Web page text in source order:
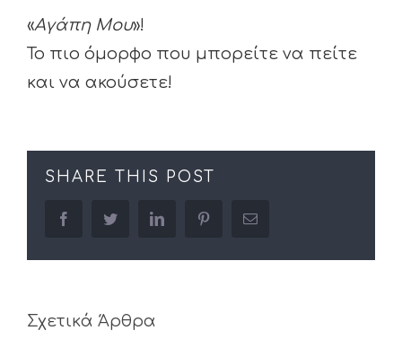
«Αγάπη Μου»!
Το πιο όμορφο που μπορείτε να πείτε
και να ακούσετε!
SHARE THIS POST
facebooktwitter linkedin pinterestEmail
Σχετικά Άρθρα